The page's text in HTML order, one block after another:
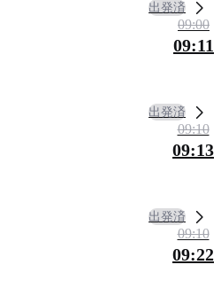
出発済
09:00
09:11
出発済
09:10
09:13
出発済
09:10
09:22